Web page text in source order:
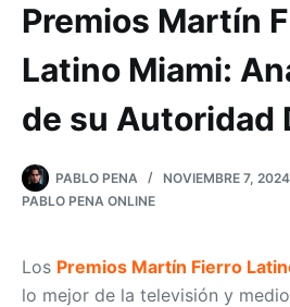
Premios Martín
Latino Miami:
de su Autoridad
PABLO PENA
NOVIEMBRE 7, 2024
PABLO PENA ONLINE
Los Premios Martín Fierro
lo mejor de la televisión y